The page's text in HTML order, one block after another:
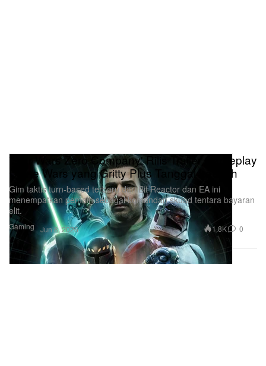
Gaming
'Star Wars Zero Company' Rilis Trailer Gameplay
Clone Wars yang Gritty Plus Tanggal Launch
Gim taktis turn-based terbaru dari Bit Reactor dan EA ini
menempatkan pemain sebagai komandan skuad tentara bayaran
elit.
Jun 8, 2026 1.8K 0